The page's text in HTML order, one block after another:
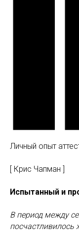
Личный опыт
[ Крис Чапман ]
Испытанный и
В период между
посчастливилось